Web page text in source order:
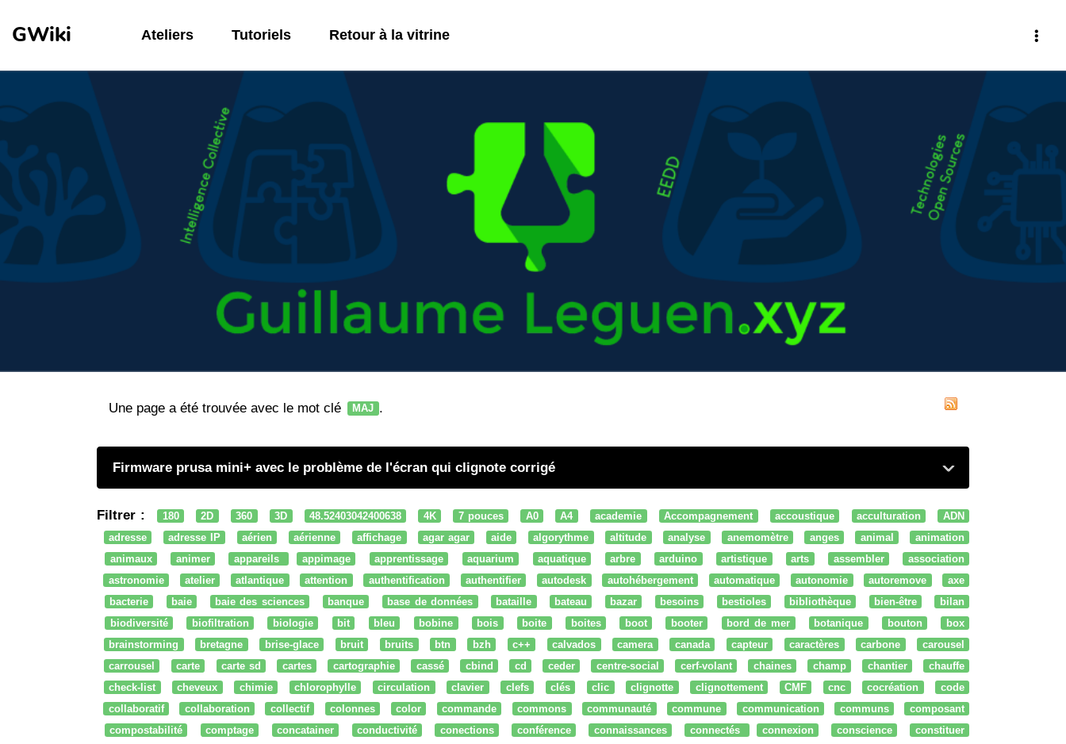
GWiki Ateliers Tutoriels Retour à la vitrine
Une page a été trouvée avec le mot clé MAJ .
Firmware prusa mini+ avec le problème de l'écran qui clignote corrigé
Filtrer : 180 2D 360 3D 48.52403042400638 4K 7 pouces A0 A4 academie Accompagnement accoustique acculturation
ADN
adresse
adresse IP aérien aérienne affichage agar agar aide algorythme altitude analyse anemomètre anges animal
animation
animaux
animer appareils appimage apprentissage aquarium aquatique arbre arduino artistique arts assembler
association
astronomie
atelier atlantique attention authentification authentifier autodesk autohébergement automatique autonomie autoremove
axe
bacterie
baie baie des sciences banque base de données bataille bateau bazar besoins bestioles bibliothèque bien-être
bilan
biodiversité
biofiltration biologie bit bleu bobine bois boite boites boot booter bord de mer botanique bouton
box
brainstorming
bretagne brise-glace bruit bruits btn bzh c++ calvados camera canada capteur caractères carbone
carousel
carrousel
carte carte sd cartes cartographie cassé cbind cd ceder centre-social cerf-volant chaines champ chantier
chauffe
check-list
cheveux chimie chlorophylle circulation clavier clefs clés clic clignotte clignottement CMF cnc cocréation
code
collaboratif
collaboration collectif colonnes color commande commons communauté commune communication communs
composant
compostabilité
comptage concatainer conductivité conections conférence connaissances connectés connexion conscience
constituer